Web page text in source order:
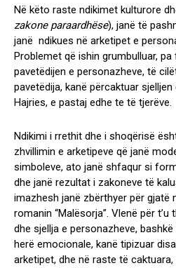
Në këto raste ndikimet kulturore
zakone paraardhëse), janë të
janë ndikues në arketipet e
Problemet që ishin grumbulluar,
pavetëdijen e personazheve, të
pavetëdija, kanë përcaktuar
Hajries, e pastaj edhe te të tjerëve.
Ndikimi i rrethit dhe i shoqërisë
zhvillimin e arketipeve që janë
simboleve, ato janë shfaqur si
dhe janë rezultat i zakoneve të
imazhesh janë zbërthyer për gjatë
romanin “Malësorja”. Vlenë për
dhe sjellja e personazheve,
herë emocionale, kanë tipizuar
arketipet, dhe në raste të